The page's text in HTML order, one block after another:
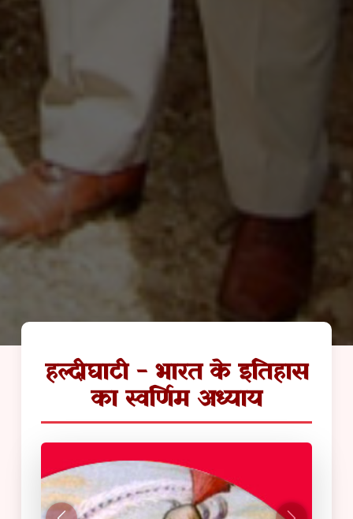
हल्दीघाटी - भारत के इतिहास
का स्वर्णिम अध्याय